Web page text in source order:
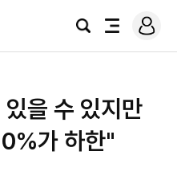
검
전
로
그
을 수 있지만
가 하한"